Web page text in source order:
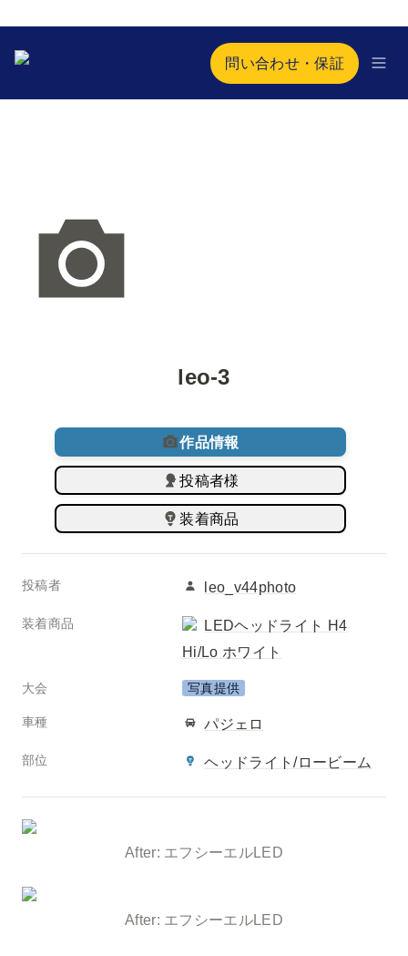
問い合わせ・保証
leo-3
作品情報
投稿者様
装着商品
投稿者 leo_v44photo
装着商品
LEDヘッドライト H4
Hi/Lo ホワイト
大会 写真提供
車種 パジェロ
部位 ヘッドライト/ロービーム
After: エフシーエルLED
After: エフシーエルLED